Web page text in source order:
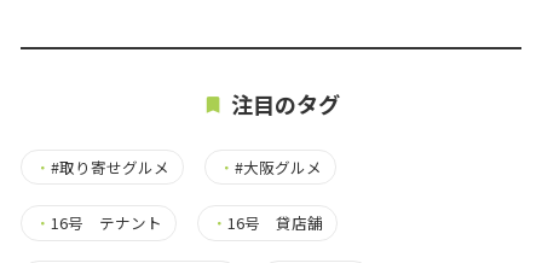
注目のタグ
・ #取り寄せグルメ ・#大阪グルメ
・ 16号 テナント ・16号 貸店舗